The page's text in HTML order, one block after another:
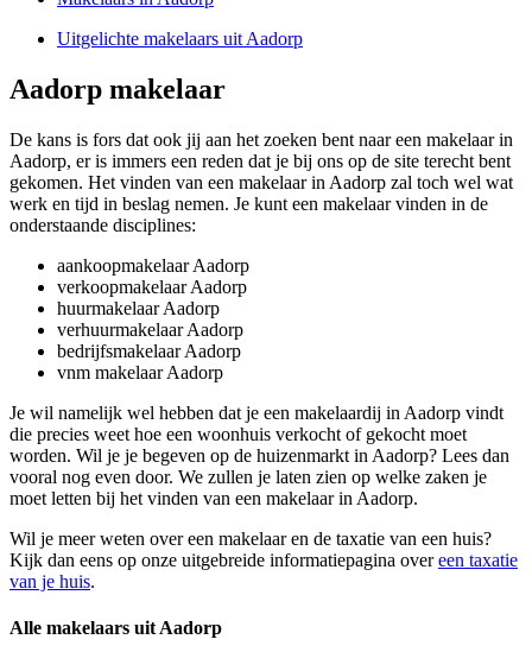
Uitgelichte makelaars uit Aadorp
Aadorp makelaar
De kans is fors dat ook jij aan het zoeken bent naar een makelaar in
Aadorp, er is immers een reden dat je bij ons op de site terecht bent
gekomen. Het vinden van een makelaar in Aadorp zal toch wel wat
werk en tijd in beslag nemen. Je kunt een makelaar vinden in de
onderstaande disciplines:
aankoopmakelaar Aadorp
verkoopmakelaar Aadorp
huurmakelaar Aadorp
verhuurmakelaar Aadorp
bedrijfsmakelaar Aadorp
vnm makelaar Aadorp
Je wil namelijk wel hebben dat je een makelaardij in Aadorp vindt
die precies weet hoe een woonhuis verkocht of gekocht moet
worden. Wil je je begeven op de huizenmarkt in Aadorp? Lees dan
vooral nog even door. We zullen je laten zien op welke zaken je
moet letten bij het vinden van een makelaar in Aadorp.
Wil je meer weten over een makelaar en de taxatie van een huis?
Kijk dan eens op onze uitgebreide informatiepagina overeen taxatie
van je huis.
Alle makelaars uit Aadorp